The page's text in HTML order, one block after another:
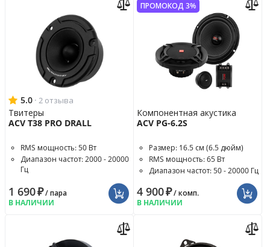
5.0 · 2 отзыва
Твитеры
ACV T38 PRO DRALL
RMS мощность: 50 Вт
Диапазон частот: 2000 - 20000
Гц
1 690₽/ пара
В НАЛИЧИИ
ПРОМОКОД 3%
Компонентная акустика
ACV PG-6.2S
Размер: 16.5 см (6.5 дюйм)
RMS мощность: 65 Вт
Диапазон частот: 50 - 20000 Гц
4 900₽/ комп.
В НАЛИЧИИ